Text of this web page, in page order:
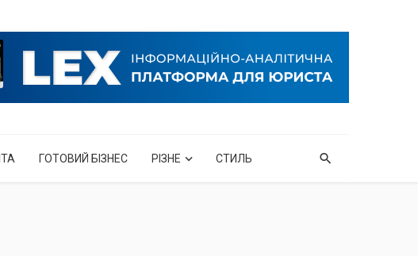
ГОТОВИЙ БІЗНЕС РІЗНЕ СТИЛЬ